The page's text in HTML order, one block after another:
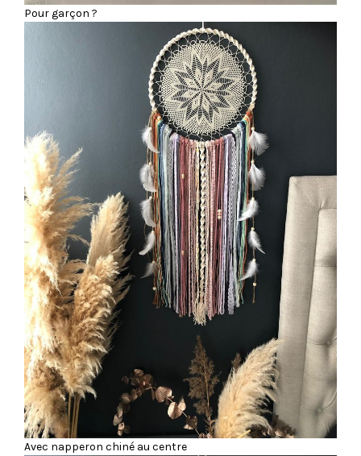
Pour garçon ?
Avec napperon chiné au centre